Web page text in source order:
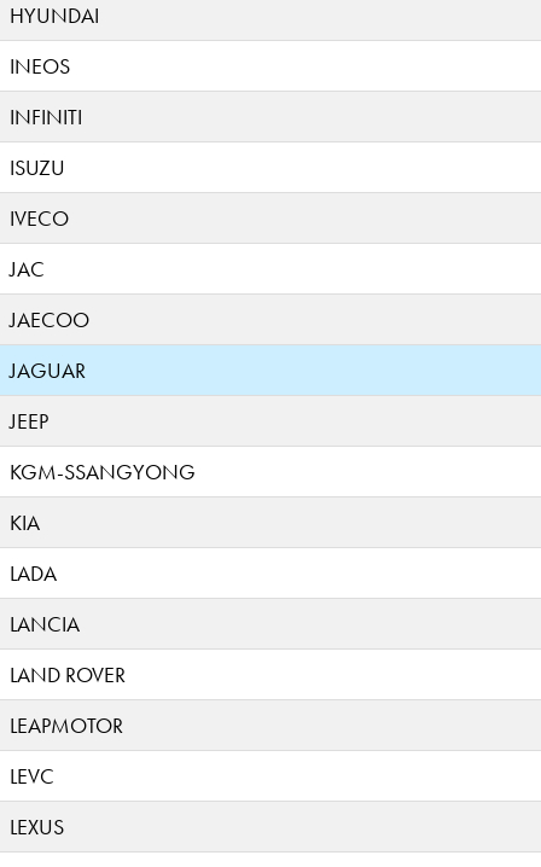
HYUNDAI
INEOS
INFINITI
ISUZU
IVECO
JAC
JAECOO
JAGUAR
JEEP
KGM-SSANGYONG
KIA
LADA
LANCIA
LAND ROVER
LEAPMOTOR
LEVC
LEXUS